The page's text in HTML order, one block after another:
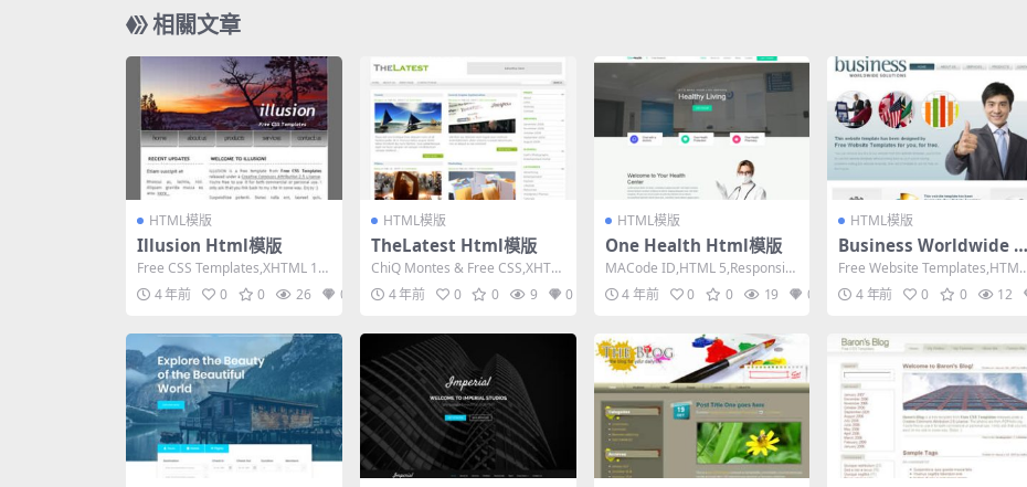
相關文章
HTML模版
Illusion Html模版
Free CSS Templates,XHTML 1.0
Strict,Fixe...
4 年前 0 0 26 0
HTML模版
TheLatest Html模版
ChiQ Montes & Free CSS,XHTM
L 1.0 Tra...
4 年前 0 0 9 0
HTML模版
One Health Html模版
MACode ID,HTML 5,Responsiv
e, 4 Columns,D...
4 年前 0 0 19 0
HTML模版
Business Worldwide S
olutions Html模版
Free Website Templates,HTML
5,Fixed Widt...
4 年前 0 0 12